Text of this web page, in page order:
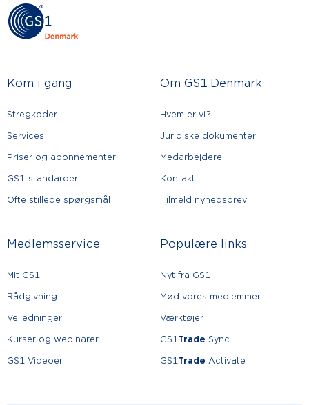
Kom i gang
Stregkoder
Services
Priser og abonnementer
GS1-standarder
Ofte stillede spørgsmål
Om GS1 Denmark
Hvem er vi?
Juridiske dokumenter
Medarbejdere
Kontakt
Tilmeld nyhedsbrev
Medlemsservice
Mit GS1
Rådgivning
Vejledninger
Kurser og webinarer
GS1 Videoer
Populære links
Nyt fra GS1
Mød vores medlemmer
Værktøjer
GS1 Trade Sync
GS1 Trade Activate